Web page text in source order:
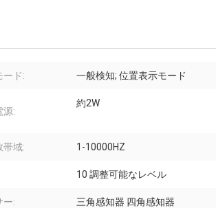
ード: 一般検知; 位置表示モード
源:
約2W
帯域: 1-10000HZ
10 調整可能なレベル
ー: 三角感知器 四角感知器